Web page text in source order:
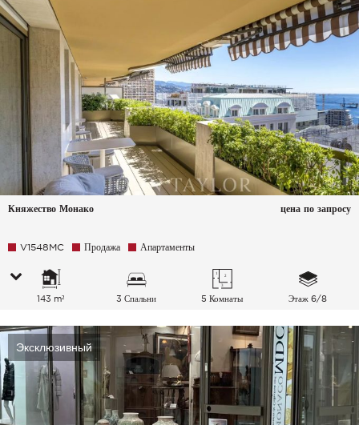
Княжество Монако цена по запросу
V1548MC Продажа Апартаменты
143 m² 3 Спальни 5 Комнаты Этаж 6/8
Эксклюзивный